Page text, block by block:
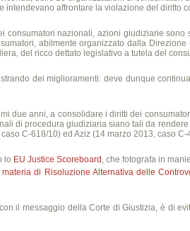
affrontare la violazione del diritto
nazionali, azioni giudiziarie
abilmente organizzato dalla
del ricco dettato legislativo a tutela del
dei miglioramenti: deve dunque
due anni, a consolidare i diritti dei
di procedura giudiziaria siano tali da
C-618/10) ed Aziz (14 marzo 2013, caso C-
lo EU Justice Scoreboard , che fotografa in
materia di Risoluzione Alternativa delle
il messaggio della Corte di Giustizia, è